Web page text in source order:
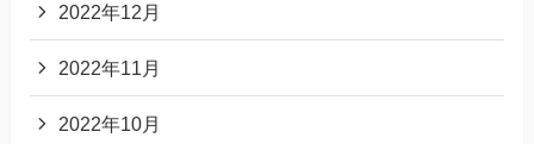
2022年12月
2022年11月
2022年10月